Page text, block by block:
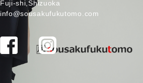
Fuji-shi,Shizuoka
info@sousakufukutomo.com